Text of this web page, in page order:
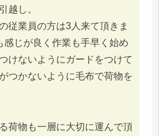
越し。
従業員の方は3人来て頂きま
感じが良く作業も手早く始め
けないようにガードをつけて
つかないように毛布で荷物を
荷物も一層に大切に運んで頂